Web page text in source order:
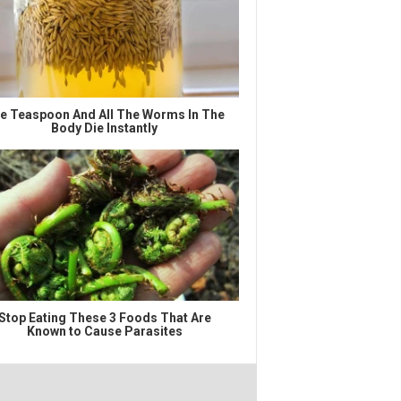
Teaspoon And All The Worms In The
Body Die Instantly
Eating These 3 Foods That Are
Known to Cause Parasites